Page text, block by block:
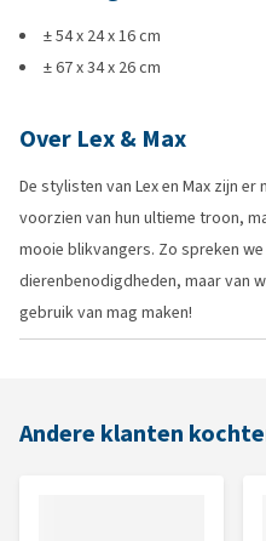
± 54 x 24 x 16 cm
± 67 x 34 x 26 cm
Over Lex & Max
De stylisten van Lex en Max zijn
voorzien van hun ultieme troon,
mooie blikvangers. Zo spreken we
dierenbenodigdheden, maar van
gebruik van mag maken!
Andere klanten